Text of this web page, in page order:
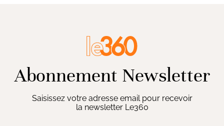
Abonnement Newsletter
Saisissez votre adresse email pour recevoir
la newsletter Le360